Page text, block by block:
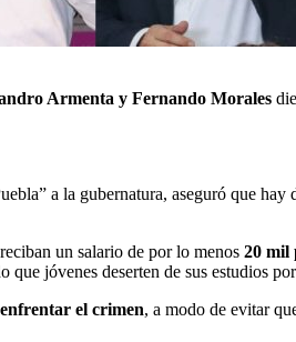
Armenta y Fernando Morales
a la gubernatura, aseguró que hay
un salario de por lo menos 20 mil
que jóvenes deserten de sus estudios
el crimen, a modo de evitar